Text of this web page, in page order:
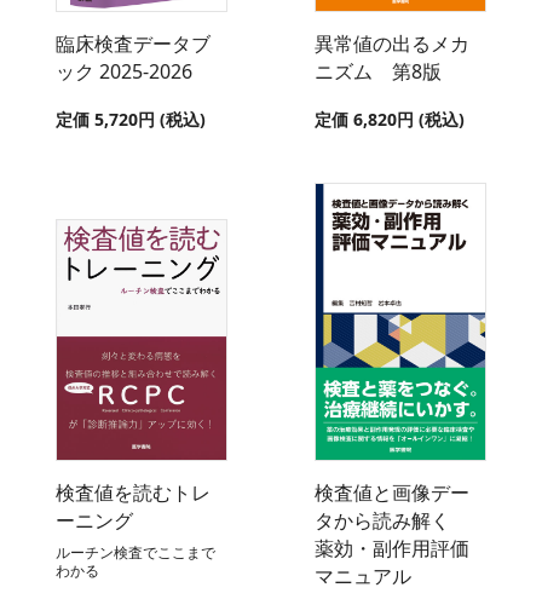
臨床検査データブ
ック 2025-2026
定価 5,720円 (税込)
異常値の出るメカ
ニズム 第8版
定価 6,820円 (税込)
検査値を読むトレ
ーニング
ルーチン検査でここまで
わかる
検査値と画像デー
タから読み解く
薬効・副作用評価
マニュアル